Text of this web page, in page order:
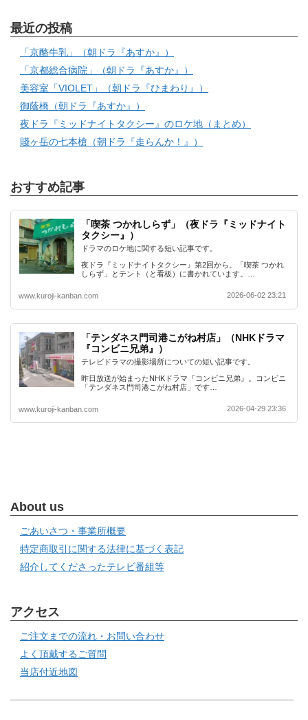
最近の投稿
「京酪牛乳」（朝ドラ『あすか』）
「京都総合病院」（朝ドラ『あすか』）
美容室「VIOLET」（朝ドラ『ひまわり』）
御蔭橋（朝ドラ『あすか』）
夜ドラ『ミッドナイトタクシー』のロケ地（まとめ）
賤ヶ岳の七本槍（朝ドラ『走らんか！』）
おすすめ記事
「喫茶 つかれしらず」（夜ドラ『ミッドナイト
タクシー』）
ドラマのロケ地に関する短い記事です。
夜ドラ『ミッドナイトタクシー』第2回から。「喫茶 つかれ
しらず」とテント（と看板）に書かれています。…
www.kuroji-kanban.com 2026-06-02 23:21
「テンダネス門司港こがね村店」（NHKドラマ
『コンビニ兄弟』）
テレビドラマの撮影場所についての短い記事です。
昨日放送が始まったNHKドラマ『コンビニ兄弟』。コンビニ
「テンダネス門司港こがね村店」です…
www.kuroji-kanban.com 2026-04-29 23:36
About us
ごあいさつ・事業所概要
特定商取引に関する法律に基づく表記
紹介してくださったテレビ番組等
アクセス
ご注文までの流れ・お問い合わせ
よく頂戴するご質問
当店付近地図